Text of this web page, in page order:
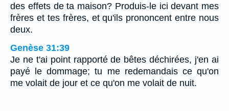
des effets de ta maison? Produis-le ici devant mes
frères et tes frères, et qu'ils prononcent entre nous
deux.
Genèse 31:39
Je ne t'ai point rapporté de bêtes déchirées, j'en ai
payé le dommage; tu me redemandais ce qu'on
me volait de jour et ce qu'on me volait de nuit.